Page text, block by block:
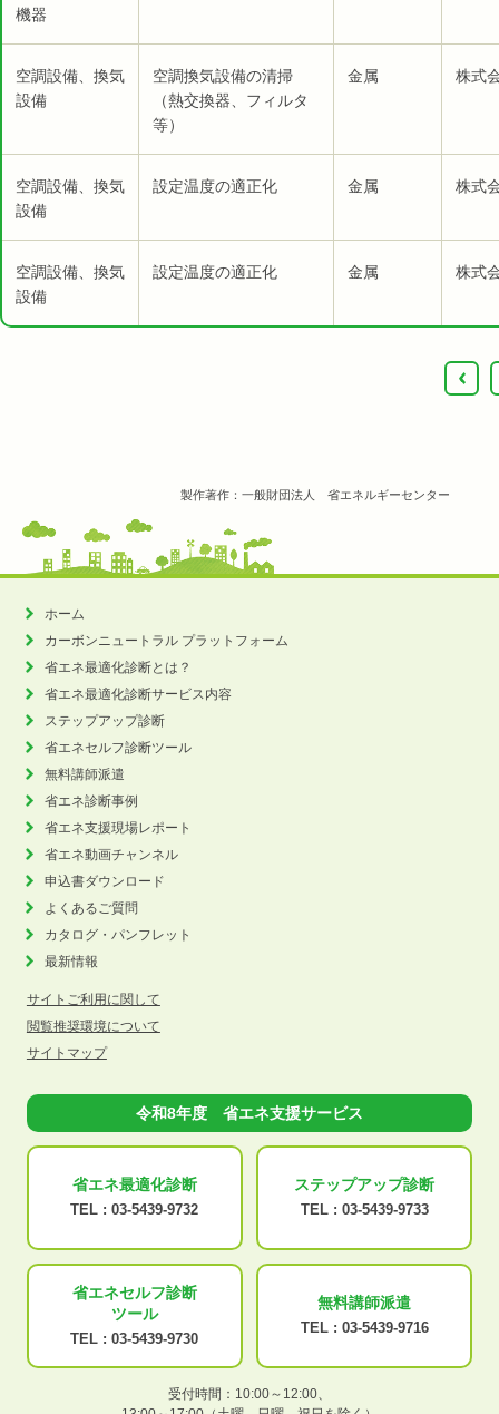
機器
空調設備、換気
設備
空調換気設備の清掃
（熱交換器、フィルタ
等）
金属 株式
空調設備、換気
設備
設定温度の適正化 金属 株式
空調設備、換気
設備
設定温度の適正化 金属 株式
‹
製作著作：一般財団法人 省エネルギーセンター
ホーム
カーボンニュートラル プラットフォーム
省エネ最適化診断とは？
省エネ最適化診断サービス内容
ステップアップ診断
省エネセルフ診断ツール
無料講師派遣
省エネ診断事例
省エネ支援現場レポート
省エネ動画チャンネル
申込書ダウンロード
よくあるご質問
カタログ・パンフレット
最新情報
サイトご利用に関して
閲覧推奨環境について
サイトマップ
令和8年度 省エネ支援サービス
省エネ最適化診断
TEL : 03-5439-9732
ステップアップ診断
TEL : 03-5439-9733
省エネセルフ診断
ツール
TEL : 03-5439-9730
無料講師派遣
TEL : 03-5439-9716
受付時間：10:00～12:00、